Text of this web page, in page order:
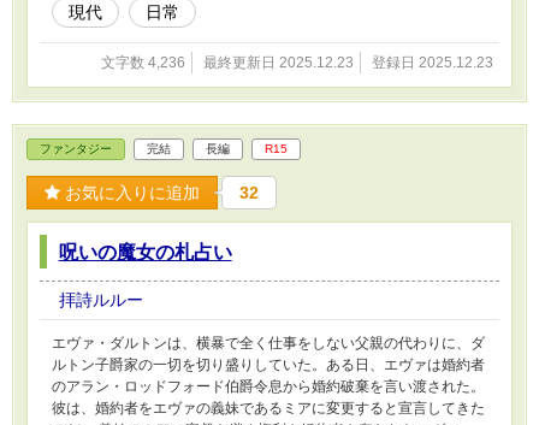
現代
日常
文字数 4,236 最終更新日 2025.12.23 登録日 2025.12.23
ファンタジー 完結 長編 R15
お気に入りに追加 32
呪いの魔女の札占い
拝詩ルルー
エヴァ・ダルトンは、横暴で全く仕事をしない父親の代わりに、ダ
ルトン子爵家の一切を切り盛りしていた。ある日、エヴァは婚約者
のアラン・ロッドフォード伯爵令息から婚約破棄を言い渡された。
彼は、婚約者をエヴァの義妹であるミアに変更すると宣言してきた